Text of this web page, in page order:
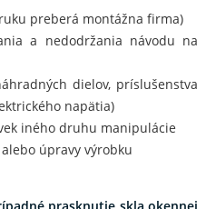
preberá montážna firma)
a nedodržania návodu na
dielov, príslušenstva
napätia)
iného druhu manipulácie
úpravy výrobku
prasknutie skla okennej